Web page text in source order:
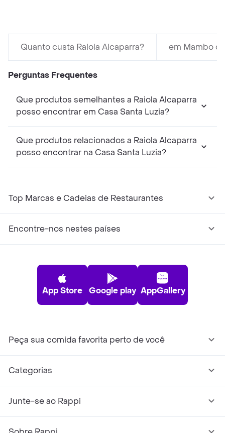
Quanto custa Raiola Alcaparra? em Mambo
Perguntas Frequentes
Que produtos semelhantes a Raiola Alcaparra
posso encontrar em Casa Santa Luzia?
Que produtos relacionados a Raiola Alcaparra
posso encontrar na Casa Santa Luzia?
Top Marcas e Cadeias de Restaurantes
Encontre-nos nestes países
App Store Google play AppGallery
Peça sua comida favorita perto de você
Categorias
Junte-se ao Rappi